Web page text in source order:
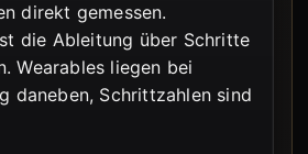
direkt gemessen.
die Ableitung über Schritte
Wearables liegen bei
daneben, Schrittzahlen sind